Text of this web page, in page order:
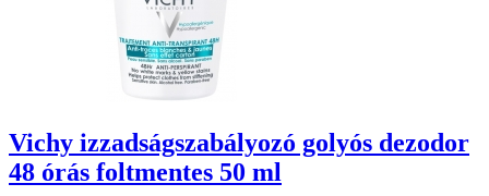
Vichy izzadságszabályozó golyós dezodor
48 órás foltmentes 50 ml